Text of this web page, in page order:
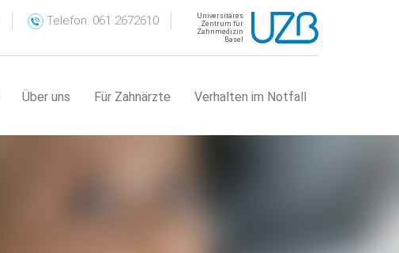
Telefon: 061 2672610
Universitäres
Zentrum für
Zahnmedizin
Basel
Über uns Für Zahnärzte Verhalten im Notfall